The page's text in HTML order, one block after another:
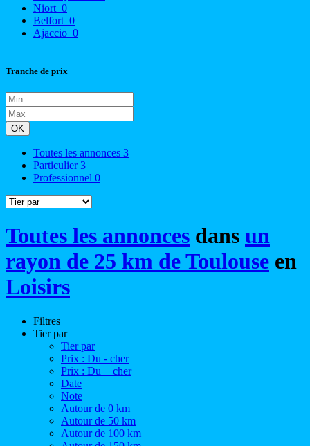
Niort 0
Belfort 0
Ajaccio 0
Tranche de prix
OK
Toutes les annonces 3
Particulier3
Professionnel 0
Toutes les annonces dans un
rayon de 25 km de Toulouse en
Loisirs
Filtres
Tier par
Tier par
Prix : Du - cher
Prix : Du + cher
Date
Note
Autour de 0 km
Autour de 50 km
Autour de 100 km